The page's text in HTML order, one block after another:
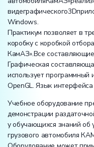
Windows.
Практикум позволяет в
коробку с коробкой
КамАЗ».Все
Графическая
использует программный
OpenGL. Язык
Учебное оборудование
демонстрации
у обучающихся знаний об
грузового автомобиля